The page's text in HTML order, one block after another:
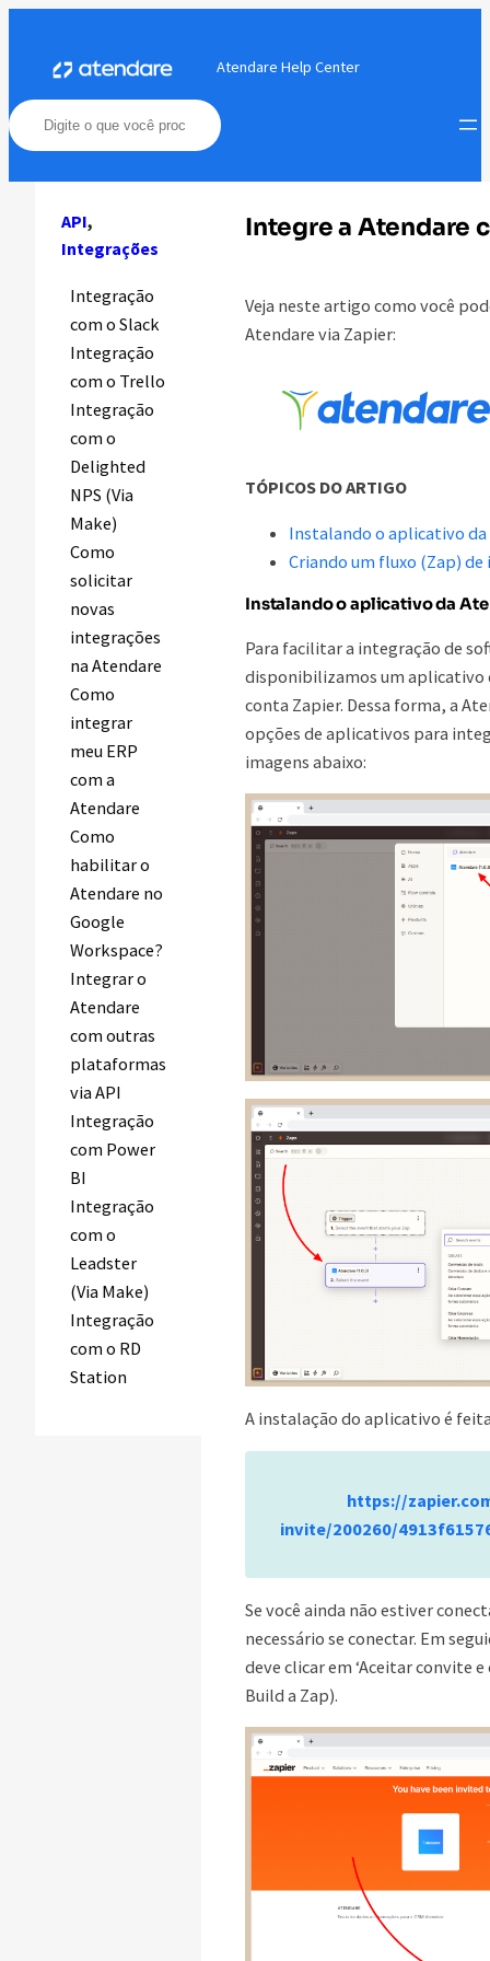
conteúdo
Atendare Help Center
API
Integrações
Integração
com o Slack
Integração
com o Trello
Integração
com o
Delighted
NPS (Via
Make)
Como
solicitar
novas
integrações
na Atendare
Como
integrar
meu ERP
com a
Atendare
Como
habilitar o
Atendare no
Google
Workspace?
Integrar o
Atendare
com outras
plataformas
via API
Integração
com Power
BI
Integração
com o
Leadster
(Via Make)
Integração
com o RD
Station
Integre a Atendare
Veja neste artigo como você
Atendare via Zapier:
TÓPICOS DO ARTIGO
Instalando o aplicativo da
Criando um fluxo (Zap)
Instalando o aplicativo da
Para facilitar a integração de
disponibilizamos um aplicativo
conta Zapier. Dessa forma, a
opções de aplicativos para
imagens abaixo:
A instalação do aplicativo é
https://
invite/200260/
Se você ainda não estiver
necessário se conectar. Em
deve clicar em ‘Aceitar convite
Build a Zap).